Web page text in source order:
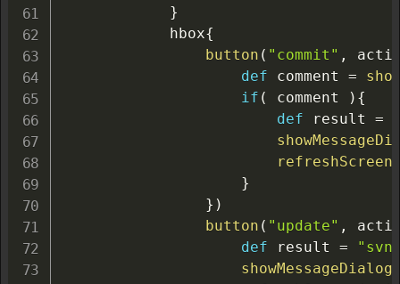
}
            hbox
{
button ( "commit" ,
def comment =
if ( comment ) {
def result =
refreshScreen
}
} )
button ( "update" ,
def result =
"svn
showMessageDialog